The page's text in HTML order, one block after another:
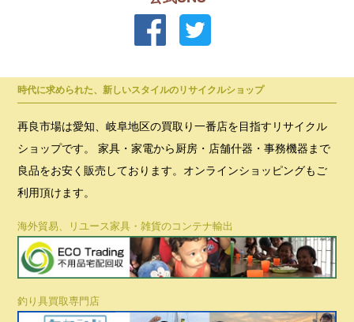
時代に求められた、新しいスタイルのリサイクルショップ
再良市場は愛知、岐阜地区の買取り一番店を目指すリサイクル
ショップです。 家具・家電から厨房・店舗什器・事務機器まで
良品をお安く販売しております。オンラインショッピングもご
利用頂けます。
海外貿易、リユース家具・雑貨のコンテナ輸出
釣り具買取専門店